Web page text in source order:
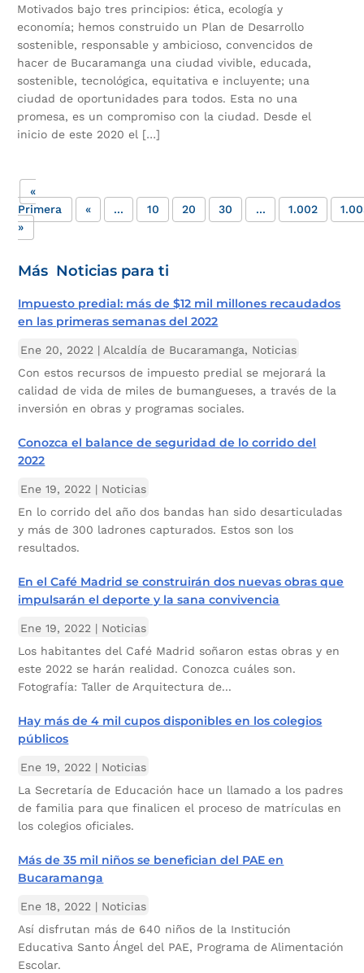
Motivados bajo tres principios: ética, ecología y
economía; hemos construido un Plan de Desarrollo
sostenible, responsable y ambicioso, convencidos de
hacer de Bucaramanga una ciudad vivible, educada,
sostenible, tecnológica, equitativa e incluyente; una
ciudad de oportunidades para todos. Esta no una
promesa, es un compromiso con la ciudad. Desde el
inicio de este 2020 el […]
«
Primera
« ... 10 20 30 ... 1.002
»
Más Noticias para ti
Impuesto predial: más de $12 mil millones recaudados
en las primeras semanas del 2022
Ene 20, 2022 | Alcaldía de Bucaramanga, Noticias
Con estos recursos de impuesto predial se mejorará la
calidad de vida de miles de bumangueses, a través de la
inversión en obras y programas sociales.
Conozca el balance de seguridad de lo corrido del
2022
Ene 19, 2022 | Noticias
En lo corrido del año dos bandas han sido desarticuladas
y más de 300 ladrones capturados. Estos son los
resultados.
En el Café Madrid se construirán dos nuevas obras que
impulsarán el deporte y la sana convivencia
Ene 19, 2022 | Noticias
Los habitantes del Café Madrid soñaron estas obras y en
este 2022 se harán realidad. Conozca cuáles son.
Fotografía: Taller de Arquitectura de...
Hay más de 4 mil cupos disponibles en los colegios
públicos
Ene 19, 2022 | Noticias
La Secretaría de Educación hace un llamado a los padres
de familia para que finalicen el proceso de matrículas en
los colegios oficiales.
Más de 35 mil niños se benefician del PAE en
Bucaramanga
Ene 18, 2022 | Noticias
Así disfrutan más de 640 niños de la Institución
Educativa Santo Ángel del PAE, Programa de Alimentación
Escolar.